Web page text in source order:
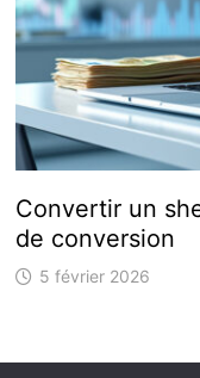
Convertir un
de conversion
5 février 2026